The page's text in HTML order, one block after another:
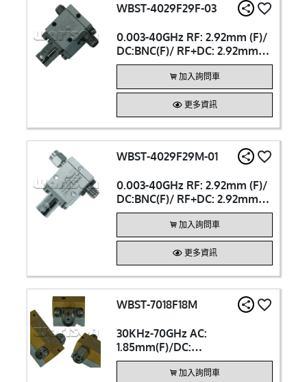
WBST-4029F29F-03
0.003-40GHz RF: 2.92mm (F)/
DC:BNC(F)/ RF+DC: 2.92mm
(F) 200V / DC 700mA Bias Tee
加入詢問車
更多資訊
WBST-4029F29M-01
0.003-40GHz RF: 2.92mm (F)/
DC:BNC(F)/ RF+DC: 2.92mm
(M) 200V / DC 700mA Bias Tee
加入詢問車
更多資訊
WBST-7018F18M
30KHz-70GHz AC:
1.85mm(F)/DC:
SMA(F)/AC+DC: 1.85mm(M)
25V / DC: 500mA Bias Tee
加入詢問車